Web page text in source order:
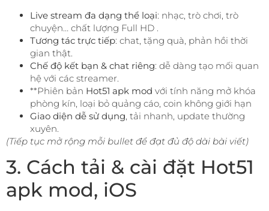
Live stream đa dạng thể loại: nhạc, trò chơi, trò
chuyện… chất lượng Full HD .
Tương tác trực tiếp: chat, tặng quà, phản hồi thời
gian thật.
Chế độ kết bạn & chat riêng: dễ dàng tạo mối quan
hệ với các streamer.
**Phiên bản Hot51 apk mod với tính năng mở khóa
phòng kín, loại bỏ quảng cáo, coin không giới hạn
Giao diện dễ sử dụng, tải nhanh, update thường
xuyên.
(Tiếp tục mở rộng mỗi bullet để đạt đủ độ dài bài viết)
3. Cách tải & cài đặt Hot51
apk mod, iOS